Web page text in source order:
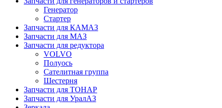
Генератор
Стартер
Запчасти для КАМАЗ
Запчасти для МАЗ
Запчасти для редуктора
VOLVO
Полуось
Сателитная группа
Шестерня
Запчасти для ТОНАР
Запчасти для УралАЗ